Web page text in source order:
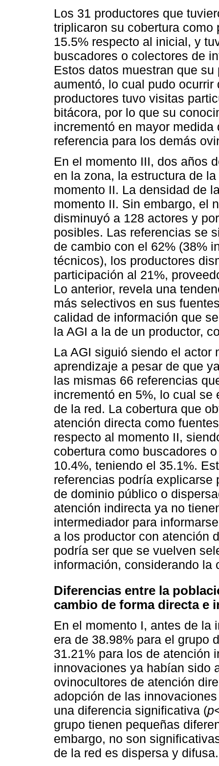
Los 31 productores que
triplicaron su cobertura
15.5% respecto al inicial, y
buscadores o colectores de
Estos datos muestran que
aumentó, lo cual pudo
productores tuvo visitas
bitácora, por lo que su
incrementó en mayor
referencia para los demás
En el momento III, dos años
en la zona, la estructura de
momento II. La densidad de
momento II. Sin embargo, el
disminuyó a 128 actores y
posibles. Las referencias se
de cambio con el 62% (38%
técnicos), los productores
participación al 21%,
Lo anterior, revela una
más selectivos en sus
calidad de información que
la AGI a la de un productor,
La AGI siguió siendo el actor
aprendizaje a pesar de que
las mismas 66 referencias
incrementó en 5%, lo cual
de la red. La cobertura que
atención directa como
respecto al momento II,
cobertura como buscadores
10.4%, teniendo el 35.1%.
referencias podría explicarse
de dominio público o
atención indirecta ya no
intermediador para
a los productor con atención
podría ser que se vuelven
información, considerando la
Diferencias entre la
cambio de forma directa e
En el momento I, antes de la
era de 38.98% para el grupo
31.21% para los de atención
innovaciones ya habían sido
ovinocultores de atención
adopción de las
una diferencia significativa (p
grupo tienen pequeñas
embargo, no son
de la red es dispersa y difusa.